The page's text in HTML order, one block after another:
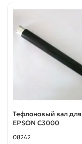
Тефлоновый вал для
EPSON C3000
08242